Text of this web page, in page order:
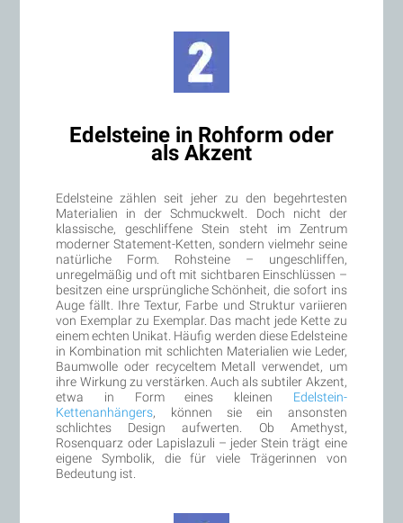
Edelsteine in Rohform oder
als Akzent
Edelsteine zählen seit jeher zu den begehrtesten
Materialien in der Schmuckwelt. Doch nicht der
klassische, geschliffene Stein steht im Zentrum
moderner Statement-Ketten, sondern vielmehr seine
natürliche Form. Rohsteine – ungeschliffen,
unregelmäßig und oft mit sichtbaren Einschlüssen –
besitzen eine ursprüngliche Schönheit, die sofort ins
Auge fällt. Ihre Textur, Farbe und Struktur variieren
von Exemplar zu Exemplar. Das macht jede Kette zu
einem echten Unikat. Häufig werden diese Edelsteine
in Kombination mit schlichten Materialien wie Leder,
Baumwolle oder recyceltem Metall verwendet, um
ihre Wirkung zu verstärken. Auch als subtiler Akzent,
etwa in Form eines kleinen Edelstein-
Kettenanhängers, können sie ein ansonsten
schlichtes Design aufwerten. Ob Amethyst,
Rosenquarz oder Lapislazuli – jeder Stein trägt eine
eigene Symbolik, die für viele Trägerinnen von
Bedeutung ist.